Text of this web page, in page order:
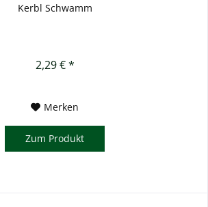
Kerbl Schwamm
2,29 € *
Merken
Zum Produkt